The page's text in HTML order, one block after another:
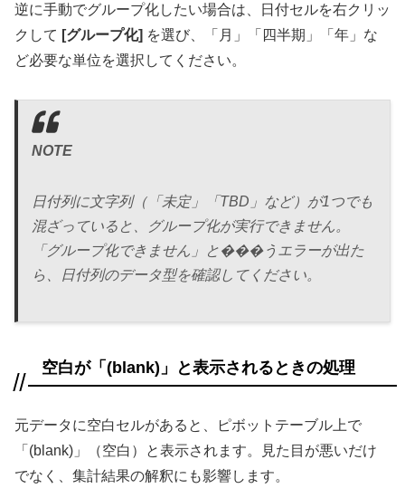
逆に手動でグループ化したい場合は、日付セルを右クリッ
クして [グループ化] を選び、「月」「四半期」「年」な
ど必要な単位を選択してください。
NOTE
日付列に文字列（「未定」「TBD」など）が1つでも
混ざっていると、グループ化が実行できません。
「グループ化できません」と���うエラーが出た
ら、日付列のデータ型を確認してください。
空白が「(blank)」と表示されるときの処理
元データに空白セルがあると、ピボットテーブル上で
「(blank)」（空白）と表示されます。見た目が悪いだけ
でなく、集計結果の解釈にも影響します。